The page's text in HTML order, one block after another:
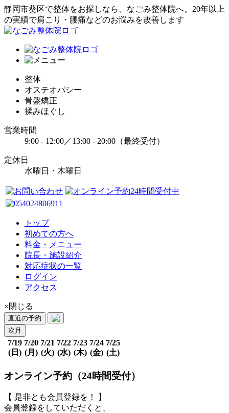
静岡市葵区で整体をお探しなら、なごみ整体院へ。20年以上
の実績で肩こり・腰痛などのお悩みを改善します
整体
オステオパシー
骨盤矯正
揉みほぐし
営業時間
9:00 - 12:00／13:00 - 20:00（最終受付）
定休日
水曜日・木曜日
トップ
初めての方へ
料金・メニュー
院長・施設紹介
対応症状の一覧
ログイン
アクセス
×閉じる
直近の予約
次月
7/19
(日)
7/20
(月)
7/21
(火)
7/22
(水)
7/23
(木)
7/24
(金)
7/25
(土)
オンライン予約（24時間受付）
【 是非とも会員登録を！ 】
会員登録をしていただくと、